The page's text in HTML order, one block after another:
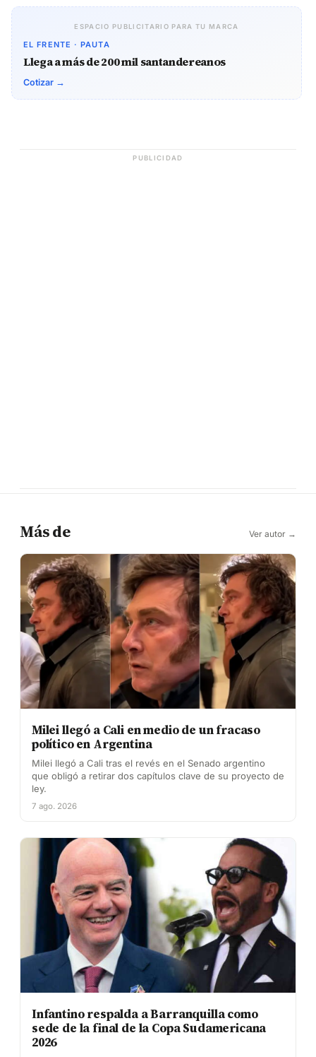
ESPACIO PUBLICITARIO PARA TU MARCA
EL FRENTE · PAUTA
Llega a más de 200 mil santandereanos
Cotizar →
PUBLICIDAD
Más de Ver autor →
Milei llegó a Cali en medio de un fracaso
político en Argentina
Milei llegó a Cali tras el revés en el Senado argentino
que obligó a retirar dos capítulos clave de su proyecto de
ley.
7 ago. 2026
Infantino respalda a Barranquilla como
sede de la final de la Copa Sudamericana
2026